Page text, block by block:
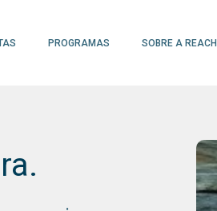
PROGRAMAS SOBRE A REACH